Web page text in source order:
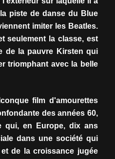
piste de danse du Blue
imiter les Beatles.
seulement la classe, est
de la pauvre Kirsten qui
triomphant avec la belle
film d'amourettes
des années 60,
qui, en Europe, dix ans
dans une société qui
de la croissance jugée